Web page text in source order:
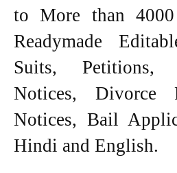
to More than
Readymade
Suits, Petitions,
Notices, Divorce
Notices, Bail
Hindi and English.